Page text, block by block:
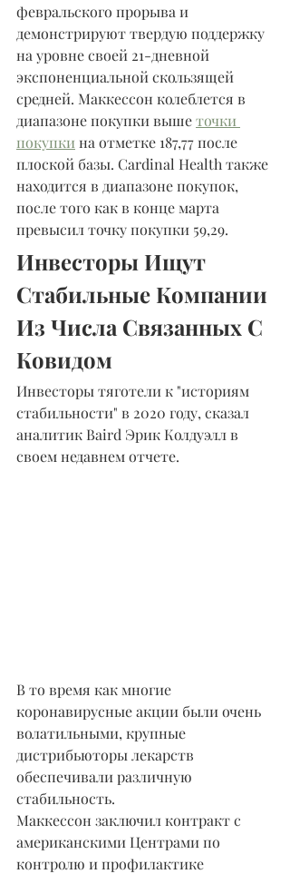
февральского прорыва и
демонстрируют твердую поддержку
на уровне своей 21-дневной
экспоненциальной скользящей
средней. Маккессон колеблется в
диапазоне покупки выше точки
покупки на отметке 187,77 после
плоской базы. Cardinal Health также
находится в диапазоне покупок,
после того как в конце марта
превысил точку покупки 59,29.
Инвесторы Ищут
Стабильные Компании
Из Числа Связанных С
Ковидом
Инвесторы тяготели к "историям
стабильности" в 2020 году, сказал
аналитик Baird Эрик Колдуэлл в
своем недавнем отчете.
В то время как многие
коронавирусные акции были очень
волатильными, крупные
дистрибьюторы лекарств
обеспечивали различную
стабильность.
Маккессон заключил контракт с
американскими Центрами по
контролю и профилактике